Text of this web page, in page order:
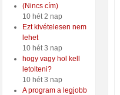
(Nincs cím)
10 hét 2 nap
Ezt kivételesen nem
lehet
10 hét 3 nap
hogy vagy hol kell
letolteni?
10 hét 3 nap
A program a legjobb